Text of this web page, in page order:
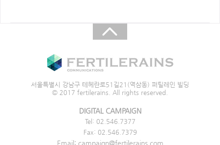
서울특별시 강남구 테헤란로51길21(역삼동) 퍼틸레인 빌딩
© 2017 fertilerains. All rights reserved.
DIGITAL CAMPAIGN
Tel: 02.546.7377
Fax: 02.546.7379
Email: campaign@fertilerains.com